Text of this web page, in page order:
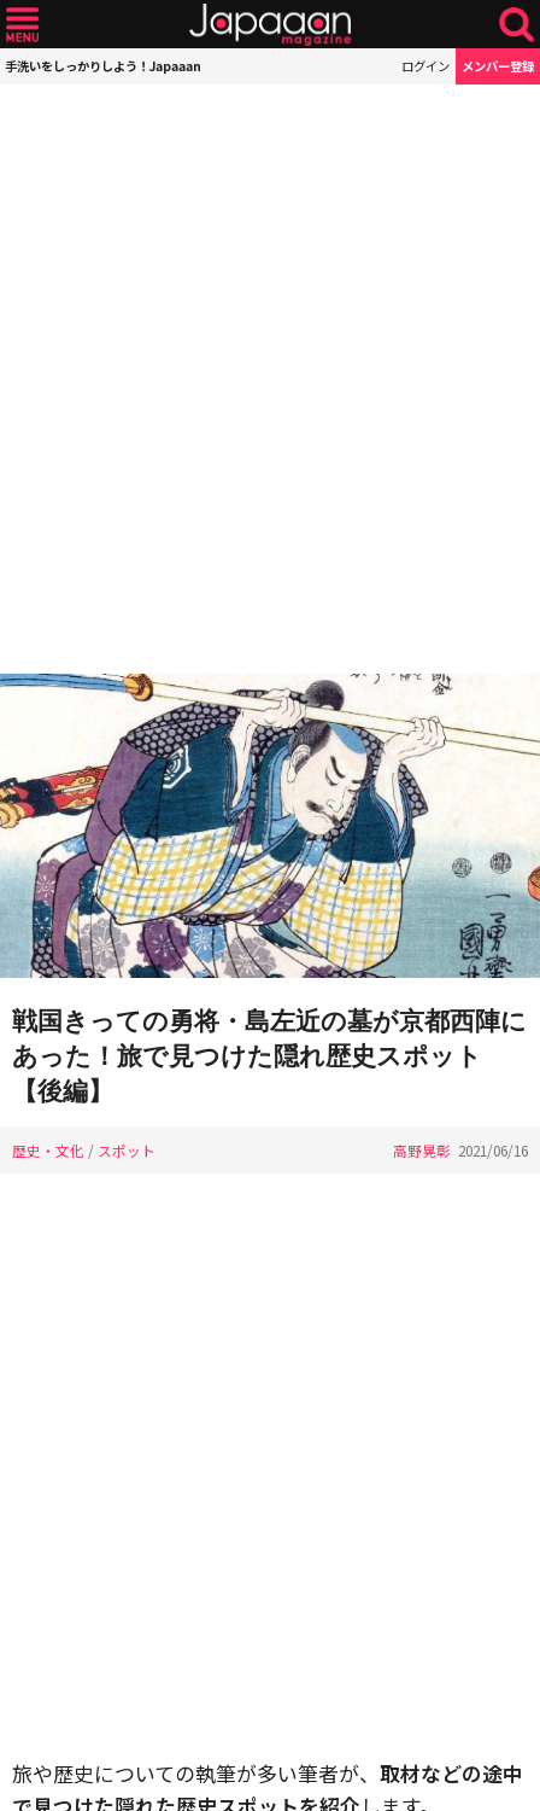
手洗いをしっかりしよう！Japaaan ログイン メンバー登録
戦国きっての勇将・島左近の墓が京都西陣に
あった！旅で見つけた隠れ歴史スポット
【後編】
歴史・文化 / スポット 高野晃彰 2021/06/16
旅や歴史についての執筆が多い筆者が、 取材などの途中